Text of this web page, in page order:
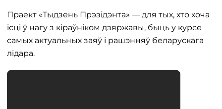
Праект «Тыдзень Прэзідэнта» — для тых, хто хоча
ісці ў нагу з кіраўніком дзяржавы, быць у курсе
самых актуальных заяў і рашэнняў беларускага
лідара.